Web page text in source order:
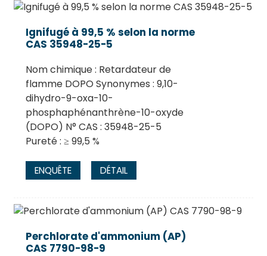
Ignifugé à 99,5 % selon la norme
CAS 35948-25-5
Nom chimique : Retardateur de
flamme DOPO Synonymes : 9,10-
dihydro-9-oxa-10-
phosphaphénanthrène-10-oxyde
(DOPO) N° CAS : 35948-25-5
Pureté : ≥ 99,5 %
ENQUÊTE DÉTAIL
Perchlorate d'ammonium (AP)
CAS 7790-98-9